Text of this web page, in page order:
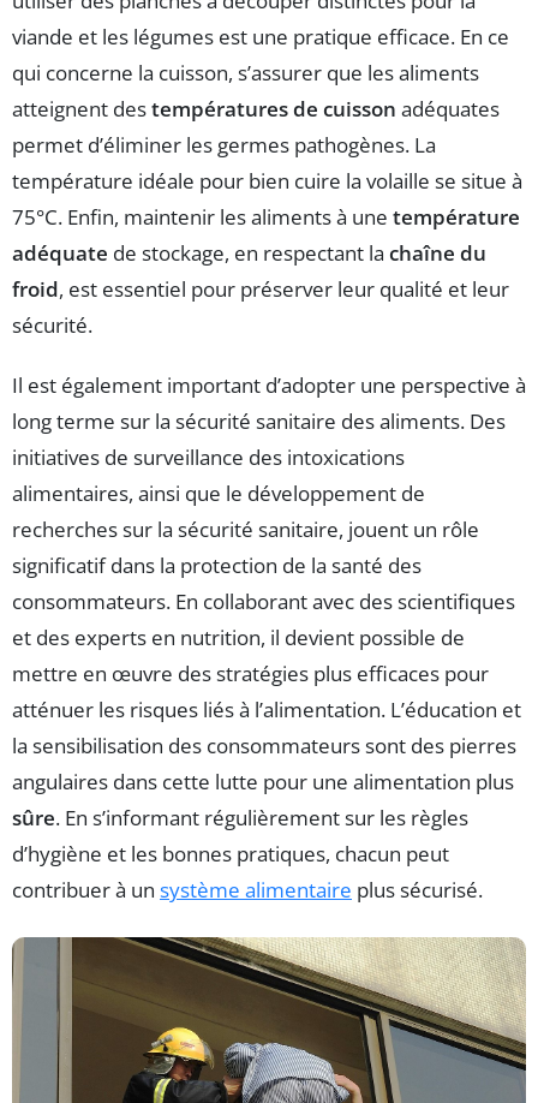
viande et les légumes est une pratique efficace. En ce
qui concerne la cuisson, s’assurer que les aliments
atteignent destempératures de cuisson adéquates
permet d’éliminer les germes pathogènes. La
température idéale pour bien cuire la volaille se situe à
75°C. Enfin, maintenir les aliments à une température
adéquate de stockage, en respectant la chaîne du
froid, est essentiel pour préserver leur qualité et leur
sécurité.
Il est également important d’adopter une perspective à
long terme sur la sécurité sanitaire des aliments. Des
initiatives de surveillance des intoxications
alimentaires, ainsi que le développement de
recherches sur la sécurité sanitaire, jouent un rôle
significatif dans la protection de la santé des
consommateurs. En collaborant avec des scientifiques
et des experts en nutrition, il devient possible de
mettre en œuvre des stratégies plus efficaces pour
atténuer les risques liés à l’alimentation. L’éducation et
la sensibilisation des consommateurs sont des pierres
angulaires dans cette lutte pour une alimentation plus
sûre. En s’informant régulièrement sur les règles
d’hygiène et les bonnes pratiques, chacun peut
contribuer à un système alimentaire plus sécurisé.